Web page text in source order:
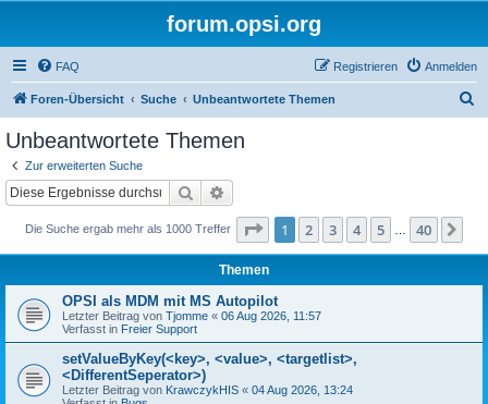
forum.opsi.org
FAQ Anmelden
Registrieren
Foren-Übersicht Suche Unbeantwortete Themen
Unbeantwortete Themen
Zur erweiterten Suche
Suche
Die Suche ergab mehr als 1000 Treffer Seite 1von 40
1 2 3 4 5 40
Themen
OPSI als MDM mit MS Autopilot
Letzter Beitrag von Tjomme « 06 Aug 2026, 11:57
Verfasst in Freier Support
setValueByKey(<key>, <value>, <targetlist>,
<DifferentSeperator>)
Letzter Beitrag von KrawczykHIS « 04 Aug 2026, 13:24